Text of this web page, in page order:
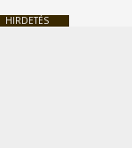
HIRDETÉS